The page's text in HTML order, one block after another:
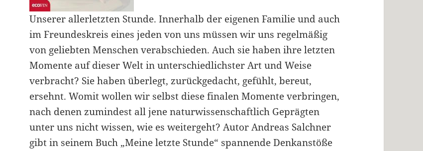
Unserer allerletzten Stunde. Innerhalb der eigenen Familie und auch
im Freundeskreis eines jeden von uns müssen wir uns regelmäßig
von geliebten Menschen verabschieden. Auch sie haben ihre letzten
Momente auf dieser Welt in unterschiedlichster Art und Weise
verbracht? Sie haben überlegt, zurückgedacht, gefühlt, bereut,
ersehnt. Womit wollen wir selbst diese finalen Momente verbringen,
nach denen zumindest all jene naturwissenschaftlich Geprägten
unter uns nicht wissen, wie es weitergeht? Autor Andreas Salchner
gibt in seinem Buch „Meine letzte Stunde“ spannende Denkanstöße